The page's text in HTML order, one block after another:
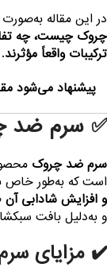
در این مقاله
چروک چیست، چه
ترکیبات واقعاً مؤثرند.
پیشنهاد می‌شود
✅ سرم
سرم ضد چروک
است که به‌طور خاص
و افزایش شادابی آن
و به‌دلیل بافت
✔️ مزایای